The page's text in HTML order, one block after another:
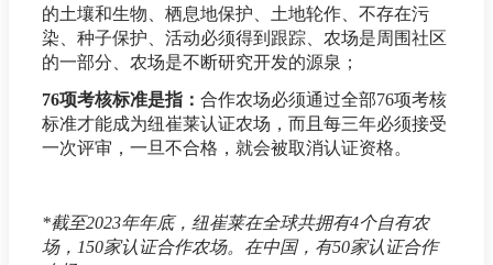
的土壤和生物、栖息地保护、土地轮作、不存在污
染、种子保护、活动必须得到跟踪、农场是周围社区
的一部分、农场是不断研究开发的源泉；
76项考核标准是指： 合作农场必须通过全部76项考核
标准才能成为纽崔莱认证农场，而且每三年必须接受
一次评审，一旦不合格，就会被取消认证资格。
*截至2023年年底，纽崔莱在全球共拥有4个自有农
场，150家认证合作农场。在中国，有50家认证合作